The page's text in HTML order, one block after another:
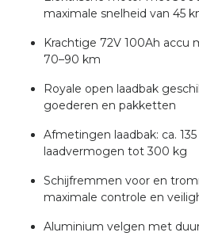
maximale snelheid van 45
Krachtige 72V 100Ah accu
70–90 km
Royale open laadbak
goederen en pakketten
Afmetingen laadbak: ca.
laadvermogen tot 300 kg
Schijfremmen voor en
maximale controle en
Aluminium velgen met